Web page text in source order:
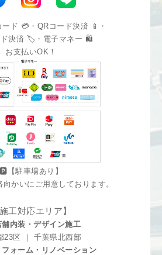
ド 💳・QRコード決済 📱・
ド決済 🏷️・電子マネー 🛍️
お支払いOK！
🅿️【駐車場あり】
かいにご用意しております。
施工対応エリア】
舗内装・デザイン施工
23区 ｜ 千葉県北西部
ォーム・リノベーション